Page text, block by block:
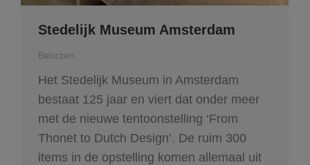
Stedelijk Museum Amsterdam
Beurzen
Het Stedelijk Museum in Amsterdam
bestaat 125 jaar en viert dat onder meer
met de nieuwe tentoonstelling ‘From
Thonet to Dutch Design’. De ruim 300
items in de opstelling komen allemaal uit